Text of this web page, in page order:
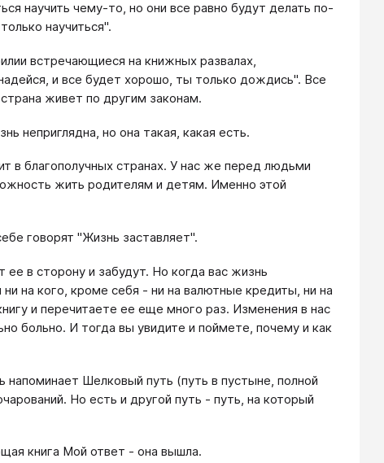
научить чему-то, но они все равно будут делать по-
научиться".
встречающиеся на книжных развалах,
и все будет хорошо, ты только дождись". Все
живет по другим законам.
неприглядна, но она такая, какая есть.
в благополучных странах. У нас же перед людьми
жить родителям и детям. Именно этой
говорят "Жизнь заставляет".
ее в сторону и забудут. Но когда вас жизнь
на кого, кроме себя - ни на валютные кредиты, ни на
и перечитаете ее еще много раз. Изменения в нас
больно. И тогда вы увидите и поймете, почему и как
Шелковый путь (путь в пустыне, полной
Но есть и другой путь - путь, на который
книга Мой ответ - она вышла.